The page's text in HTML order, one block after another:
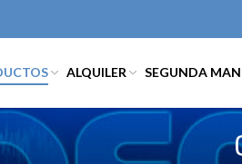
ALQUILER SEGUNDA